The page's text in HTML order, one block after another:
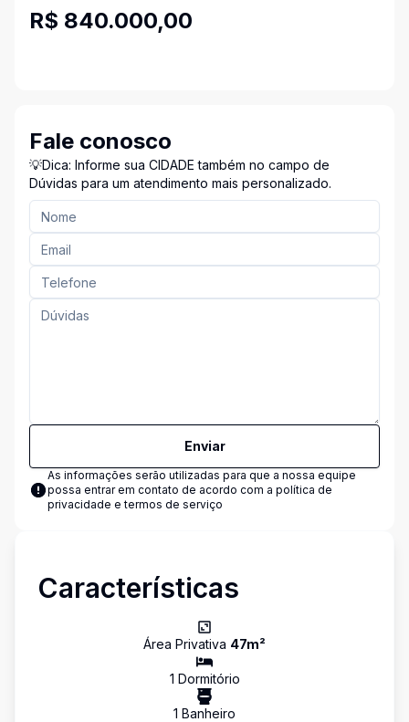
R$ 840.000,00
Fale conosco
💡Dica: Informe sua CIDADE também no campo de
Dúvidas para um atendimento mais personalizado.
Enviar
As informações serão utilizadas para que a nossa equipe
possa entrar em contato de acordo com a política de
privacidade e termos de serviço
Características
Área Privativa 47m²
1 Dormitório
1 Banheiro